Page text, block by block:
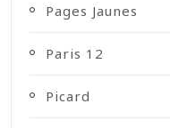
Pages Jaunes
Paris 12
Picard